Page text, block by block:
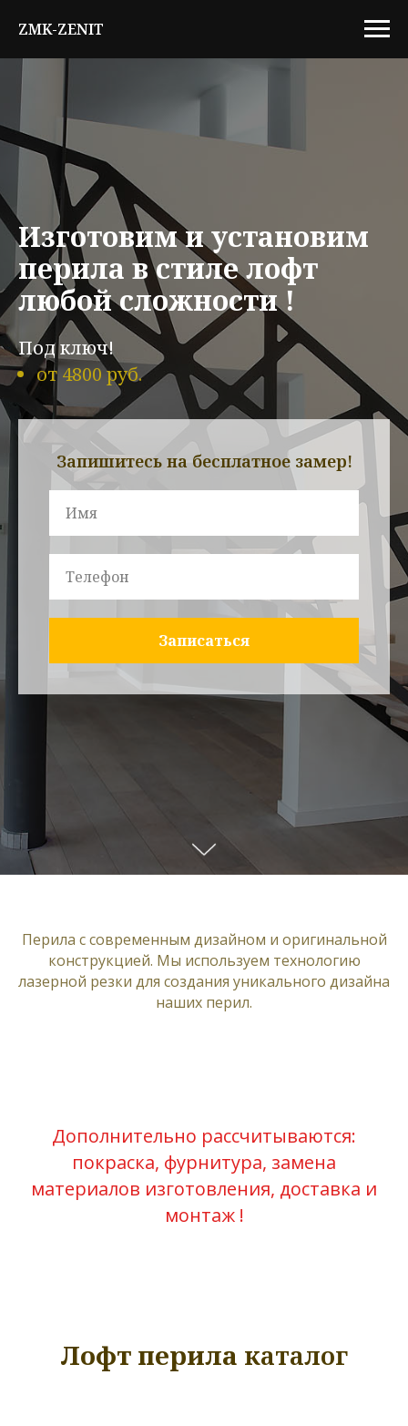
ZMK-ZENIT
Изготовим и установим
перила в стиле лофт
любой сложности !
Под ключ!
от 4800 руб.
Запишитесь на бесплатное замер!
Записаться
Перила с современным дизайном и оригинальной
конструкцией. Мы используем технологию
лазерной резки для создания уникального дизайна
наших перил.
Дополнительно рассчитываются:
покраска, фурнитура, замена
материалов изготовления, доставка и
монтаж !
Лофт перила каталог